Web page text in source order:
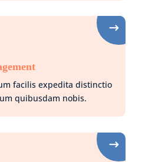
facilis expedita distinctio
quibusdam nobis.